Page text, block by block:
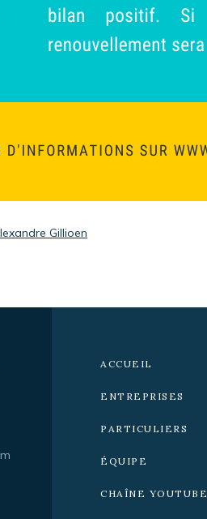
Gillioen
ACCUEIL
ENTREPRISES
PARTICULIERS
ÉQUIPE
CHAÎNE YOUTUBE